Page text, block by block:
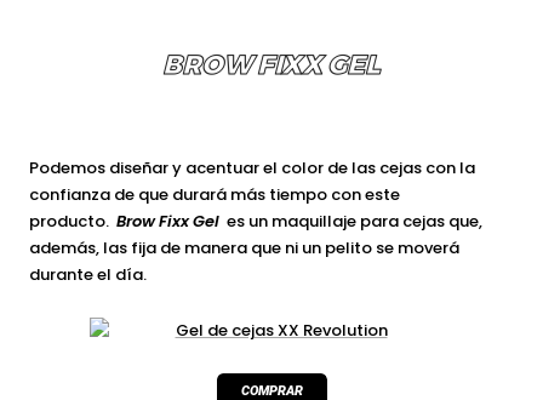
BROW FIXX GEL
Podemos diseñar y acentuar el color de las cejas con la
confianza de que durará más tiempo con este
producto. Brow Fixx Gel es un maquillaje para cejas que,
además, las fija de manera que ni un pelito se moverá
durante el día.